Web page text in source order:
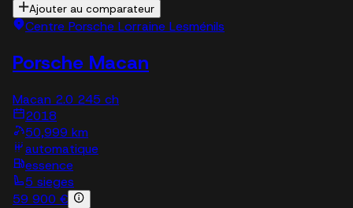
Ajouter au comparateur
Centre Porsche Lorraine Lesménils
Porsche Macan
Macan 2.0 245 ch
2018
50,999 km
automatique
essence
5 sieges
59 900 €